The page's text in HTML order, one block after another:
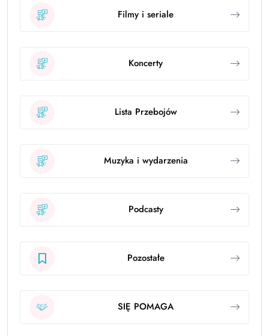
Filmy i seriale
Koncerty
Lista Przebojów
Muzyka i wydarzenia
Podcasty
Pozostałe
SIĘ POMAGA